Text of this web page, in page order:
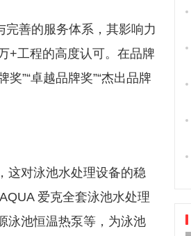
善的服务体系，其影响力
+工程的高度认可。在品牌
”“卓越品牌奖”“杰出品牌
这对泳池水处理设备的稳
爱克全套泳池水处理
泳池恒温热泵等，为泳池